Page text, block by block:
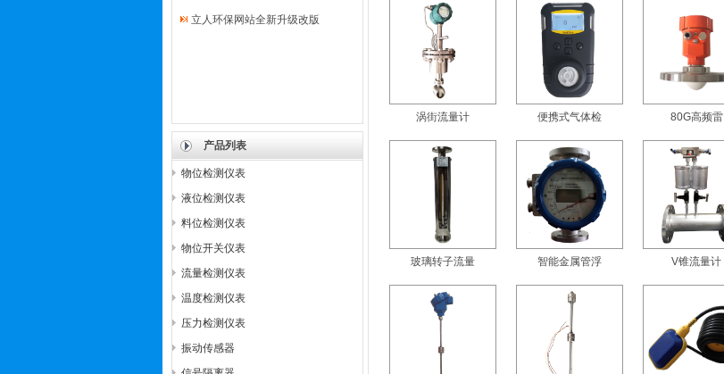
立人环保网站全新升级改版
产品列表
物位检测仪表
液位检测仪表
料位检测仪表
物位开关仪表
流量检测仪表
温度检测仪表
压力检测仪表
振动传感器
涡街流量计 便携式气体检 80G高频雷
玻璃转子流量 智能金属管浮 V锥流量计